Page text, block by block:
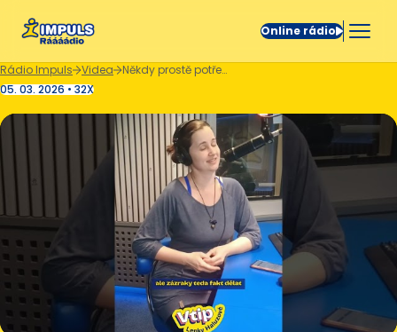
Online rádio
Rádio Impuls Videa
Někdy prostě potřebujete víc než jen kafe. 😄
05. 03. 2026 • 32X